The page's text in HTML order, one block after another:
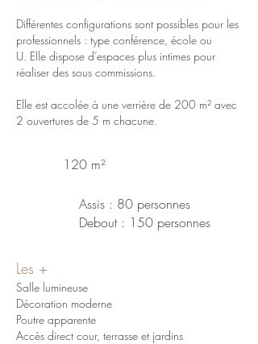
Différentes configurations sont possibles pour les
professionnels : type conférence, école ou
U. Elle dispose d’espaces plus intimes pour
réaliser des sous commissions.
Elle est accolée à une verrière de 200 m² avec
2 ouvertures de 5 m chacune.
120 m²
Assis : 80 personnes
Debout : 150 personnes
Les +
Salle lumineuse
Décoration moderne
Poutre apparente
Accès direct cour, terrasse et jardins